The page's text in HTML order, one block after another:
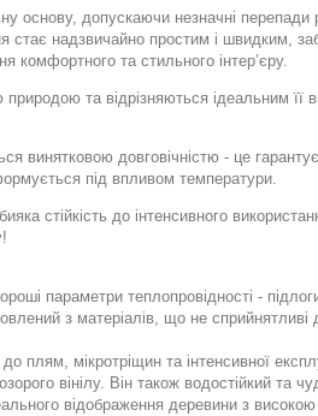
основу, допускаючи незначні
стає надзвичайно простим і швидким,
комфортного та стильного інтер’єру.
природою та відрізняються ідеальним
винятковою довговічністю - це
під впливом температури.
стійкість до інтенсивного
параметри теплопровідності -
з матеріалів, що не
плям, мікротріщин та інтенсивної
вінілу. Він також водостійкий та
відображення деревини з